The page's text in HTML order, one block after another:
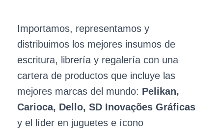
Importamos, representamos y
distribuimos los mejores insumos de
escritura, librería y regalería con una
cartera de productos que incluye las
mejores marcas del mundo: Pelikan,
Carioca, Dello, SD Inovações Gráficas
y el líder en juguetes e ícono